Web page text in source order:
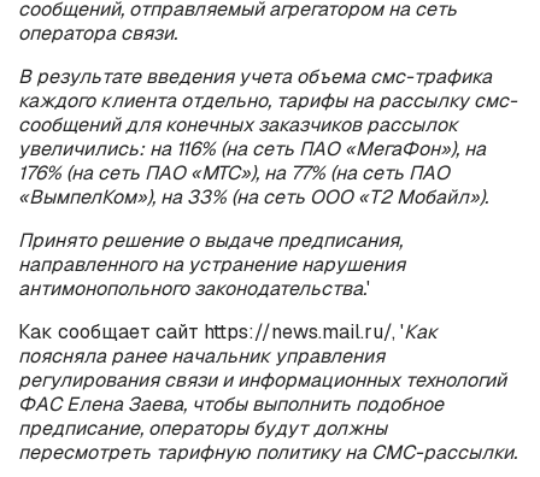
сообщений, отправляемый агрегатором на сеть
оператора связи.
В результате введения учета объема смс-трафика
каждого клиента отдельно, тарифы на рассылку смс-
сообщений для конечных заказчиков рассылок
увеличились: на 116% (на сеть ПАО «МегаФон»), на
176% (на сеть ПАО «МТС»), на 77% (на сеть ПАО
«ВымпелКом»), на 33% (на сеть ООО «Т2 Мобайл»).
Принято решение о выдаче предписания,
направленного на устранение нарушения
антимонопольного законодательства.'
Как сообщает сайт https://news.mail.ru/, 'Как
поясняла ранее начальник управления
регулирования связи и информационных технологий
ФАС Елена Заева, чтобы выполнить подобное
предписание, операторы будут должны
пересмотреть тарифную политику на СМС-рассылки.